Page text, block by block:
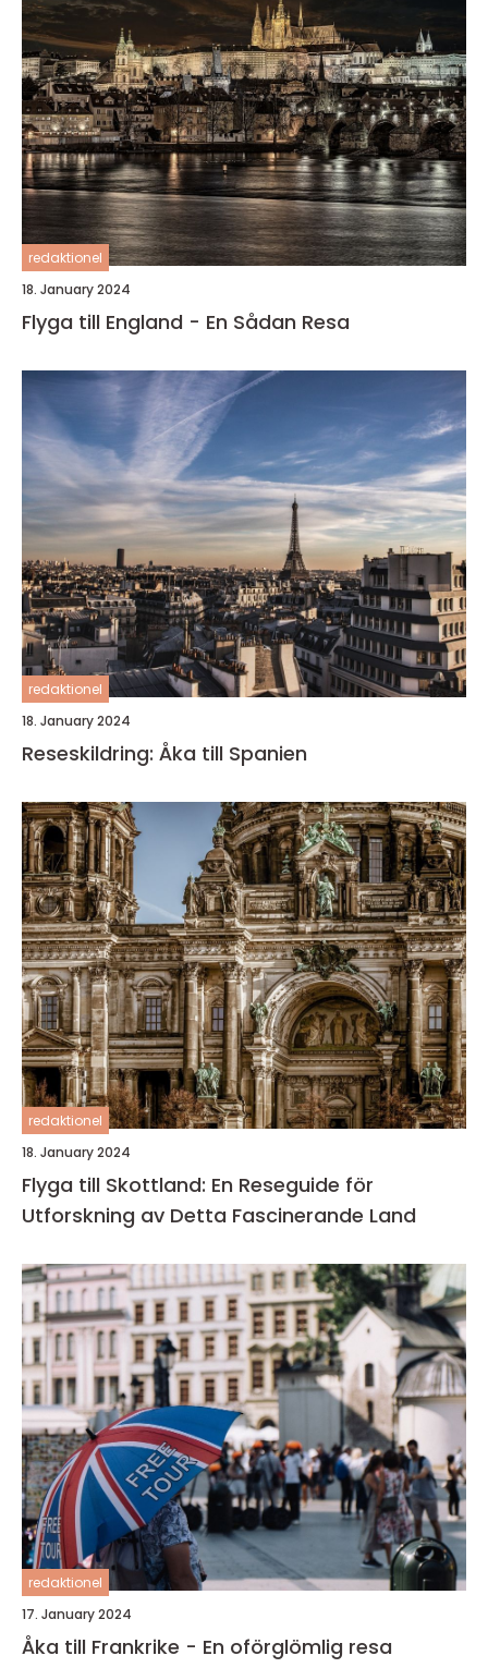
redaktionel
18. January 2024
Flyga till England - En Sådan Resa
redaktionel
18. January 2024
Reseskildring: Åka till Spanien
redaktionel
18. January 2024
Flyga till Skottland: En Reseguide för
Utforskning av Detta Fascinerande Land
redaktionel
17. January 2024
Åka till Frankrike - En oförglömlig resa